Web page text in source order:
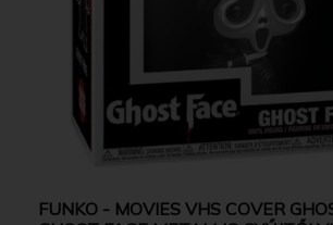
FUNKO - MOVIES VHS COVER